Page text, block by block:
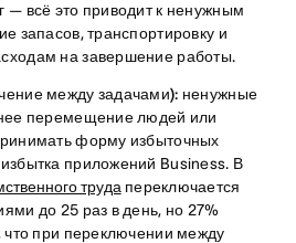
— всё это приводит к ненужным
запасов, транспортировку и
на завершение работы.
между задачами): ненужные
перемещение людей или
форму избыточных
приложений Business. В
труда переключается
до 25 раз в день, но 27%
что при переключении между